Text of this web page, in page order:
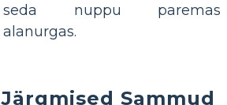
seda nuppu paremas
alanurgas.
Järgmised Sammud